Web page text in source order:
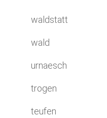
waldstatt
wald
urnaesch
trogen
teufen